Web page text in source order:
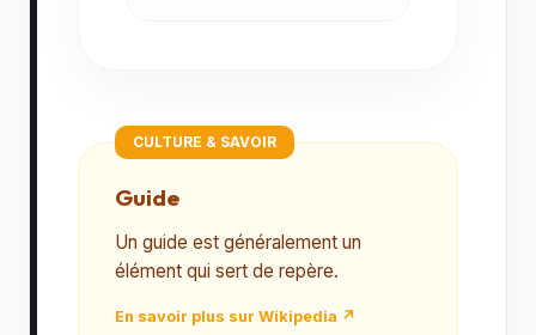
CULTURE & SAVOIR
Guide
Un guide est généralement un
élément qui sert de repère.
En savoir plus sur Wikipedia ↗